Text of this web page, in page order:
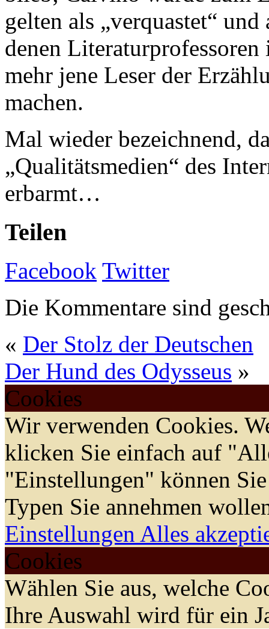
gelten als „verquastet“
denen
mehr jene Leser der
machen.
Mal wieder bezeichnend,
„Qualitätsmedien“ des
erbarmt…
Teilen
Facebook Twitter
Die Kommentare sind
« Der Stolz der Deutschen
Der Hund des Odysseus »
Cookies
Wir verwenden Cookies.
klicken Sie einfach auf
"Einstellungen" können
Typen Sie annehmen
Einstellungen Alles
Cookies
Wählen Sie aus, welche
Ihre Auswahl wird für ein